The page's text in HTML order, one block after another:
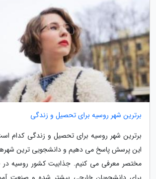
برترین شهر روسیه برای تحصیل و زندگی
برترین شهر روسیه برای تحصیل و زندگی کدام
این پرسش پاسخ می دهیم و دانشجویی ترین
مختصر معرفی می کنیم. جذابیت کشور روسیه